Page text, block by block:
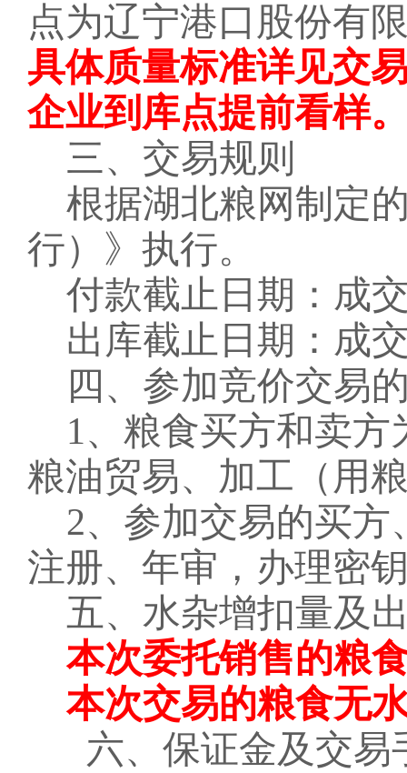
点为辽宁港口股份有
具体质量标准详见交
企业到库点提前看样
三、交易规则
根据湖北粮网制定
行）》执行。
付款截止日期：成
出库截止日期：成
四、参加竞价交易
1、粮食买方和卖
粮油贸易、加工（用
2、参加交易的买
注册、年审，办理密
五、水杂增扣量及
本次委托销售的粮
本次交易的粮食无
六、保证金及交易